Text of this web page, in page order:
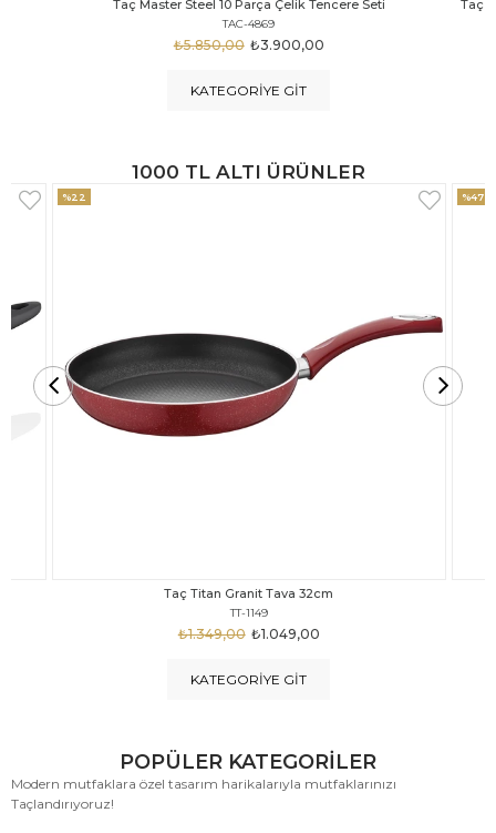
Taç Carabella Döküm Cam Kapak 7 Parça Tencere Seti Siyah
TAC-3817
₺3.250,00
₺4.350,00
KATEGORIYE GIT
1000 TL ALTI ÜRÜNLER
Taç Titan Granit Tava 30cm
TT-1148
₺999,00
₺1.875,00
%47 %18
KATEGORIYE GIT
POPÜLER KATEGORİLER
Modern mutfaklara özel tasarım harikalarıyla mutfaklarınızı
Taçlandırıyoruz!